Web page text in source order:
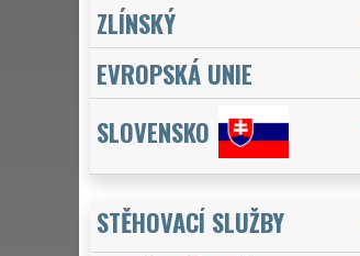
ZLÍNSKÝ
EVROPSKÁ UNIE
SLOVENSKO
STĚHOVACÍ SLUŽBY